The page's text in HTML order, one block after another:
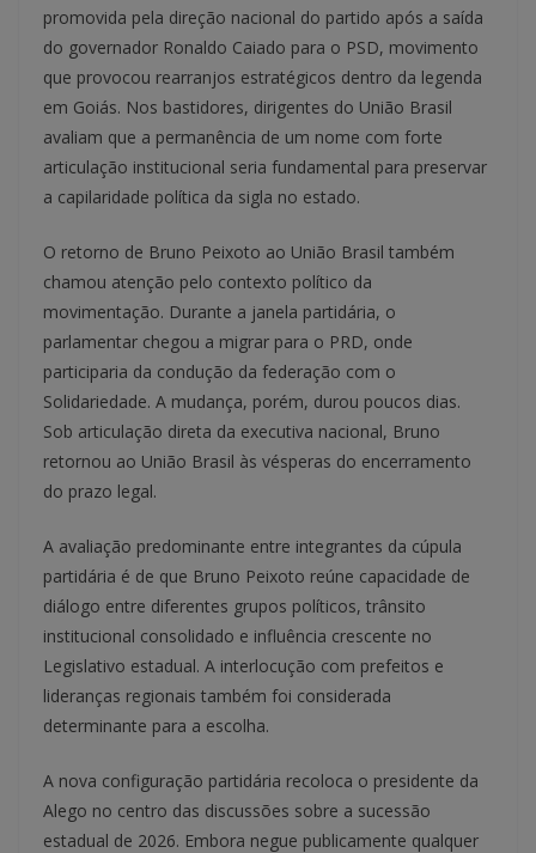
promovida pela direção nacional do partido após a saída
do governador Ronaldo Caiado para o PSD, movimento
que provocou rearranjos estratégicos dentro da legenda
em Goiás. Nos bastidores, dirigentes do União Brasil
avaliam que a permanência de um nome com forte
articulação institucional seria fundamental para preservar
a capilaridade política da sigla no estado.
O retorno de Bruno Peixoto ao União Brasil também
chamou atenção pelo contexto político da
movimentação. Durante a janela partidária, o
parlamentar chegou a migrar para o PRD, onde
participaria da condução da federação com o
Solidariedade. A mudança, porém, durou poucos dias.
Sob articulação direta da executiva nacional, Bruno
retornou ao União Brasil às vésperas do encerramento
do prazo legal.
A avaliação predominante entre integrantes da cúpula
partidária é de que Bruno Peixoto reúne capacidade de
diálogo entre diferentes grupos políticos, trânsito
institucional consolidado e influência crescente no
Legislativo estadual. A interlocução com prefeitos e
lideranças regionais também foi considerada
determinante para a escolha.
A nova configuração partidária recoloca o presidente da
Alego no centro das discussões sobre a sucessão
estadual de 2026. Embora negue publicamente qualquer